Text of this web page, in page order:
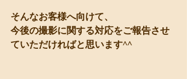
そんなお客様へ向けて、
今後の撮影に関する対応をご報告させ
ていただければと思います^^